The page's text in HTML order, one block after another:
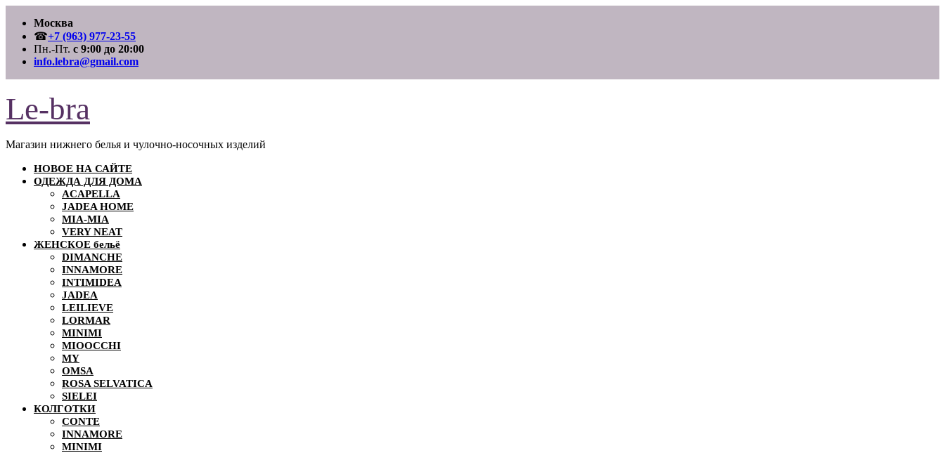
содержимому
Москва
☎+7 (963) 977-23-55
Пн.-Пт. с 9:00 до 20:00
info.lebra@gmail.com
Le-bra
Магазин нижнего белья и чулочно-носочных изделий
НОВОЕ НА САЙТЕ
ОДЕЖДА ДЛЯ ДОМА
ACAPELLA
JADEA HOME
MIA-MIA
VERY NEAT
ЖЕНСКОЕ бельё
DIMANCHE
INNAMORE
INTIMIDEA
JADEA
LEILIEVE
LORMAR
MINIMI
MIOOCCHI
MY
OMSA
ROSA SELVATICA
SIELEI
КОЛГОТКИ
CONTE
INNAMORE
MINIMI